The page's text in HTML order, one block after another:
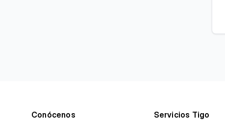
Conócenos Servicios Tigo